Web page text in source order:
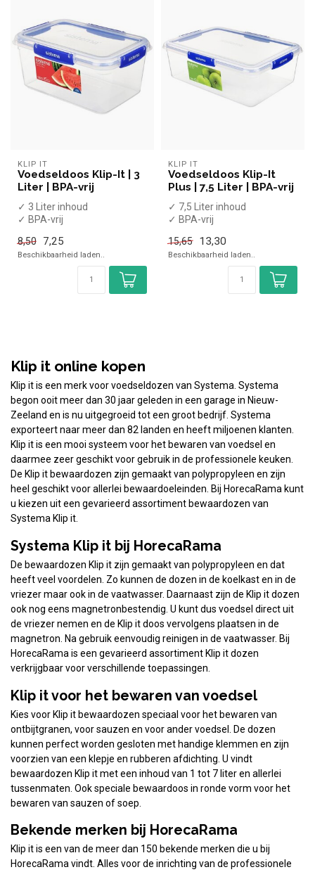
KLIP IT
Voedseldoos Klip-It | 3
Liter | BPA-vrij
✓ 3 Liter inhoud
✓ BPA-vrij
✓ Geschikt voor de
magnetron, vaatwa...
8,50 7,25
Beschikbaarheid laden..
KLIP IT
Voedseldoos Klip-It
Plus | 7,5 Liter | BPA-vrij
✓ 7,5 Liter inhoud
✓ BPA-vrij
✓ Geschikt voor de
magnetron, vaat...
15,65 13,30
Beschikbaarheid laden..
Klip it online kopen
Klip it is een merk voor voedseldozen van Systema. Systema
begon ooit meer dan 30 jaar geleden in een garage in Nieuw-
Zeeland en is nu uitgegroeid tot een groot bedrijf. Systema
exporteert naar meer dan 82 landen en heeft miljoenen klanten.
Klip it is een mooi systeem voor het bewaren van voedsel en
daarmee zeer geschikt voor gebruik in de professionele keuken.
De Klip it bewaardozen zijn gemaakt van polypropyleen en zijn
heel geschikt voor allerlei bewaardoeleinden. Bij HorecaRama kunt
u kiezen uit een gevarieerd assortiment bewaardozen van
Systema Klip it.
Systema Klip it bij HorecaRama
De bewaardozen Klip it zijn gemaakt van polypropyleen en dat
heeft veel voordelen. Zo kunnen de dozen in de koelkast en in de
vriezer maar ook in de vaatwasser. Daarnaast zijn de Klip it dozen
ook nog eens magnetronbestendig. U kunt dus voedsel direct uit
de vriezer nemen en de Klip it doos vervolgens plaatsen in de
magnetron. Na gebruik eenvoudig reinigen in de vaatwasser. Bij
HorecaRama is een gevarieerd assortiment Klip it dozen
verkrijgbaar voor verschillende toepassingen.
Klip it voor het bewaren van voedsel
Kies voor Klip it bewaardozen speciaal voor het bewaren van
ontbijtgranen, voor sauzen en voor ander voedsel. De dozen
kunnen perfect worden gesloten met handige klemmen en zijn
voorzien van een klepje en rubberen afdichting. U vindt
bewaardozen Klip it met een inhoud van 1 tot 7 liter en allerlei
tussenmaten. Ook speciale bewaardoos in ronde vorm voor het
bewaren van sauzen of soep.
Bekende merken bij HorecaRama
Klip it is een van de meer dan 150 bekende merken die u bij
HorecaRama vindt. Alles voor de inrichting van de professionele